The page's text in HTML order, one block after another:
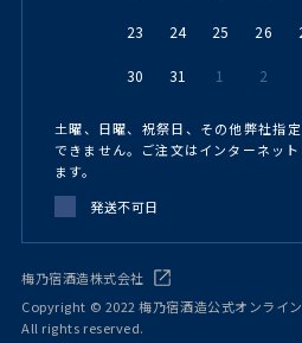
23 24 25 26
30 31 1 2
土曜、日曜、祝祭日、その他弊社指
できません。ご注文はインターネッ
ます。
発送不可日
梅乃宿酒造株式会社
Copyright © 2022 梅乃宿酒造公式オンライ
All rights reserved.